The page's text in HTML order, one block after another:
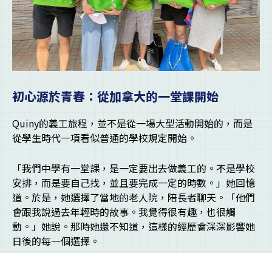
初心源於青春：從加拿大的一堂課開始
Quiny的義工旅程，並不是從一場大型活動開始的，而是
從學生時代一項看似普通的學校規定開始。
「我們中學有一堂課，是一定要出去做義工的。不是學校
安排，而是要自己找，並且要完成一定的時數。」她回憶
道。於是，她選擇了當地的老人院，陪長者聊天。「他們
會跟我說過去年輕時的故事。我覺得很有趣，也很觸
動。」她說。那時她還不知道，這樣的經歷會深深影響她
日後的每一個選擇。